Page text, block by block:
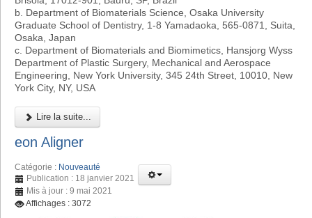
b. Department of Biomaterials Science, Osaka University
Graduate School of Dentistry, 1-8 Yamadaoka, 565-0871, Suita,
Osaka, Japan
c. Department of Biomaterials and Biomimetics, Hansjorg Wyss
Department of Plastic Surgery, Mechanical and Aerospace
Engineering, New York University, 345 24th Street, 10010, New
York City, NY, USA
Lire la suite...
eon Aligner
Catégorie : Nouveauté
Publication : 18 janvier 2021
Mis à jour : 9 mai 2021
Affichages : 3072